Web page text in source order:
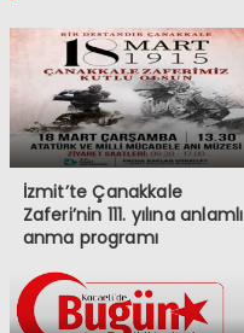
İzmit’te Çanakkale
Zaferi’nin 111. yılına anlamlı
anma programı